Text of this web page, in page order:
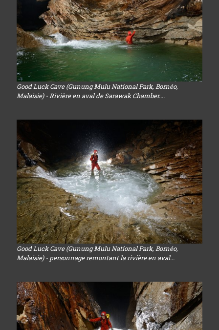
Good Luck Cave (Gunung Mulu National Park, Bornéo,
Malaisie) - Rivière en aval de Sarawak Chamber....
Good Luck Cave (Gunung Mulu National Park, Bornéo,
Malaisie) - personnage remontant la rivière en aval...